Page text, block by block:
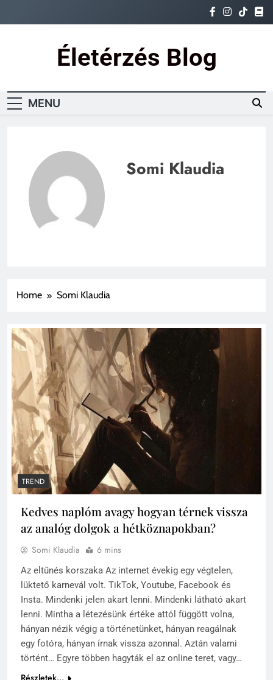
Életérzés Blog
MENU
Somi Klaudia
Home Somi Klaudia
TREND
Kedves naplóm avagy hogyan térnek vissza
az analóg dolgok a hétköznapokban?
Somi Klaudia 6 mins
Az eltűnés korszaka Az internet évekig egy végtelen,
lüktető karnevál volt. TikTok, Youtube, Facebook és
Insta. Mindenki jelen akart lenni. Mindenki látható akart
lenni. Mintha a létezésünk értéke attól függött volna,
hányan nézik végig a történetünket, hányan reagálnak
egy fotóra, hányan írnak vissza azonnal. Aztán valami
történt… Egyre többen hagyták el az online teret, vagy…